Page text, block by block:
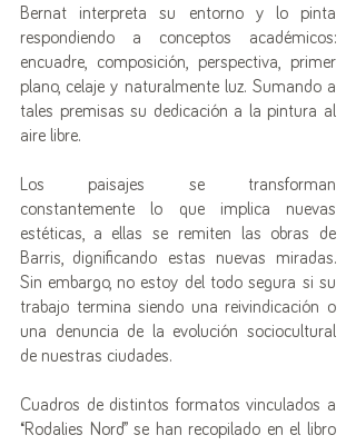
Bernat interpreta su entorno y lo pinta
respondiendo a conceptos académicos:
encuadre, composición, perspectiva, primer
plano, celaje y naturalmente luz. Sumando a
tales premisas su dedicación a la pintura al
aire libre.
Los paisajes se transforman
constantemente lo que implica nuevas
estéticas, a ellas se remiten las obras de
Barris, dignificando estas nuevas miradas.
Sin embargo, no estoy del todo segura si su
trabajo termina siendo una reivindicación o
una denuncia de la evolución sociocultural
de nuestras ciudades.
Cuadros de distintos formatos vinculados a
“Rodalies Nord” se han recopilado en el libro